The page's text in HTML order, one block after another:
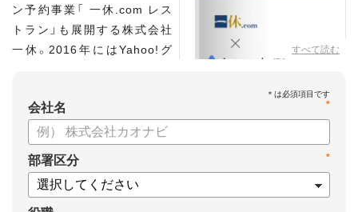
すべて読む
ン予約事業「 一休.com レス
トラン」も展開する株式会社
一休。2016年にはYahoo!グ
す。積極的な採用を進め、社員
数は350名に拡大。いま、自社
を「第二次創業期」と位置づける同社の人事を統括する、執行役
員 CHRO 管理本部長 植村弘子様に「カオナビ」の導入の経緯
から、現在の活用方法と効果を伺いました。
*
会社名
*
部署区分